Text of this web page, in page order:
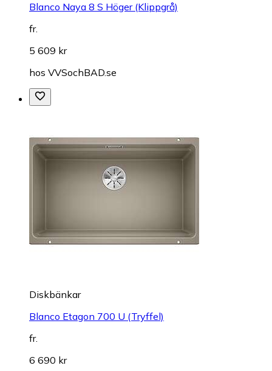
Blanco Naya 8 S Höger (Klippgrå)
fr.
5 609 kr
hos VVSochBAD.se
Diskbänkar
Blanco Etagon 700 U (Tryffel)
fr.
6 690 kr